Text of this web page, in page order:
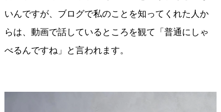
いんですが、ブログで私のことを知ってくれた人か
らは、動画で話しているところを観て「普通にしゃ
べるんですね」と言われます。